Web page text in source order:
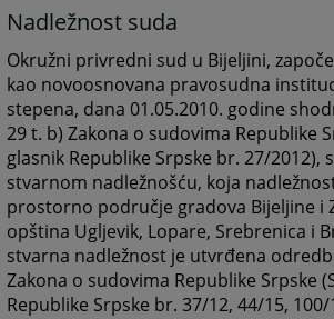
Nadležnost suda
Okružni privredni sud u Bijeljini,
kao novoosnovana pravosudna
stepena, dana 01.05.2010. godine
29 t. b) Zakona o sudovima Republike
glasnik Republike Srpske br. 27/2012),
stvarnom nadležnošću, koja
prostorno područje gradova Bijeljine i
opština Ugljevik, Lopare, Srebrenica i
stvarna nadležnost je utvrđena
Zakona o sudovima Republike Srpske
Republike Srpske br. 37/12, 44/15, 100/